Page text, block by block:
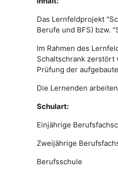
Das Lernfeldprojekt
Berufe und BFS) bzw.
Im Rahmen des
Schaltschrank zerstört
Prüfung der
Die Lernenden
Schulart:
Einjährige
Zweijährige
Berufsschule